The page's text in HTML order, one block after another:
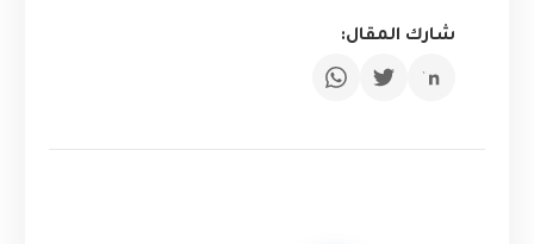
شارك المقال: